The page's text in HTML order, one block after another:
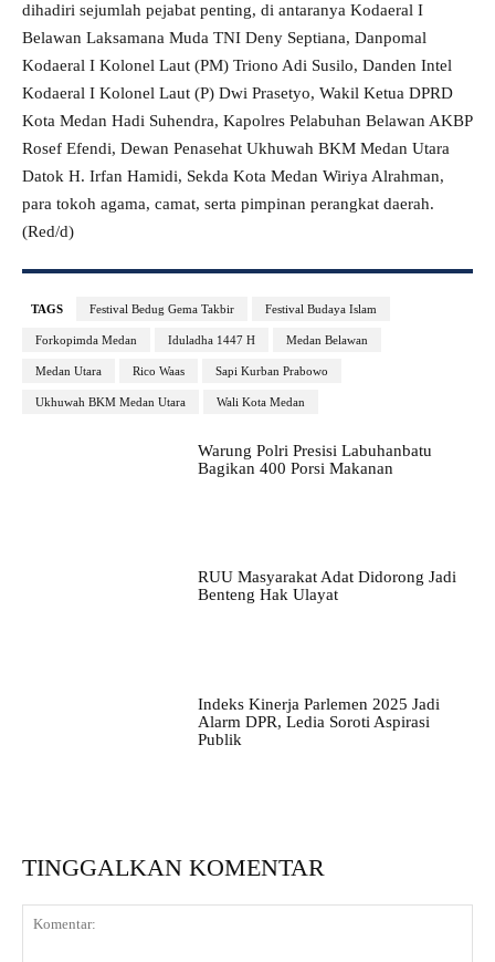
dihadiri sejumlah pejabat penting, di antaranya Kodaeral I
Belawan Laksamana Muda TNI Deny Septiana, Danpomal
Kodaeral I Kolonel Laut (PM) Triono Adi Susilo, Danden Intel
Kodaeral I Kolonel Laut (P) Dwi Prasetyo, Wakil Ketua DPRD
Kota Medan Hadi Suhendra, Kapolres Pelabuhan Belawan AKBP
Rosef Efendi, Dewan Penasehat Ukhuwah BKM Medan Utara
Datok H. Irfan Hamidi, Sekda Kota Medan Wiriya Alrahman,
para tokoh agama, camat, serta pimpinan perangkat daerah.
(Red/d)
TAGS Festival Bedug Gema Takbir Festival Budaya Islam
Forkopimda Medan Iduladha 1447 H Medan Belawan
Medan Utara Rico Waas Sapi Kurban Prabowo
Ukhuwah BKM Medan Utara Wali Kota Medan
Warung Polri Presisi Labuhanbatu
Bagikan 400 Porsi Makanan
RUU Masyarakat Adat Didorong Jadi
Benteng Hak Ulayat
Indeks Kinerja Parlemen 2025 Jadi
Alarm DPR, Ledia Soroti Aspirasi
Publik
TINGGALKAN KOMENTAR